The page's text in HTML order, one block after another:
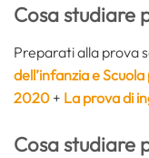
Cosa studiare
Preparati alla prova
dell’infanzia e
2020 + La prova di
Cosa studiare